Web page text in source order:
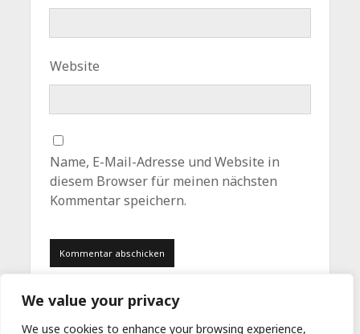
We value your privacy
We use cookies to enhance your browsing experience,
Website
Name, E-Mail-Adresse und Website in
diesem Browser für meinen nächsten
Kommentar speichern.